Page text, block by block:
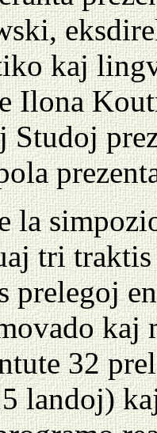
kaj
Ilona
la
tri
prelegoj
32
landoj)